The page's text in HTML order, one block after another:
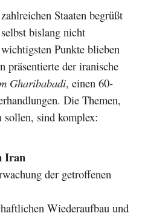
Staaten begrüßt
bislang nicht
Punkte blieben
präsentierte der iranische
Gharibabadi, einen 60-
Die Themen,
sollen, sind komplex:
Iran
der getroffenen
Wiederaufbau und